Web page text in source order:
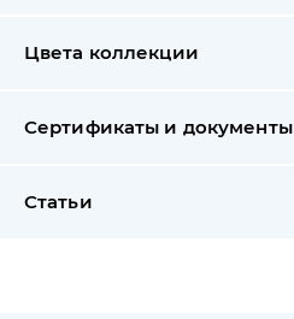
Цвета коллекции
Сертификаты и документы
Статьи